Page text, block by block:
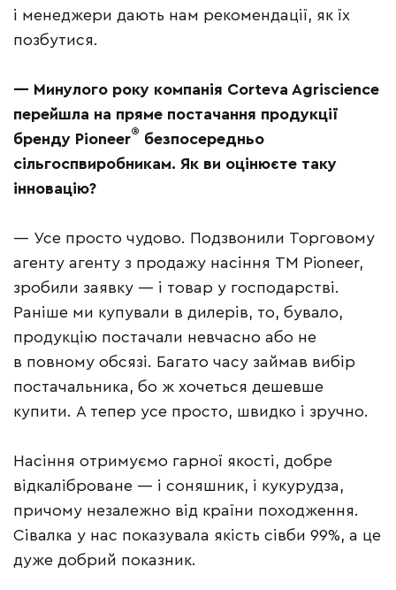
і менеджери дають нам рекомендації, як їх
позбутися.
— Минулого року компанія Corteva ­Agri­science
перейшла на пряме постачання продукції
бренду Pioneer® безпосередньо
сільгоспвиробникам. Як ви оцінюєте таку
інновацію?
— Усе просто чудово. Подзвонили Торговому
агенту агенту з продажу насіння ТМ Pioneer,
зробили заявку — і товар у господарстві.
Раніше ми купували в дилерів, то, бувало,
продукцію постачали невчасно або не
в повному обсязі. Багато часу займав вибір
постачальника, бо ж хочеться дешевше
купити. А тепер усе просто, швидко і зручно.
Насіння отримуємо гарної якості, добре
відкаліброване — і соняшник, і кукурудза,
причому незалежно від країни походження.
Сівалка у нас показувала якість сівби 99%, а це
дуже добрий показник.